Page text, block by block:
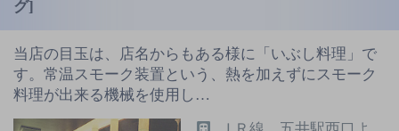
グ]
当店の目玉は、店名からもある様に「いぶし料理」で
す。常温スモーク装置という、熱を加えずにスモーク
料理が出来る機械を使用し…